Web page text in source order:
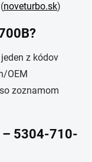
noveturbo.sk)
z kódov
OEM
zoznamom
– 5304-710-